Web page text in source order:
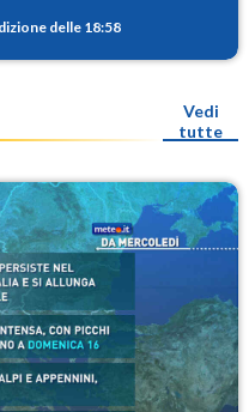
delle 18:58
Vedi
tutte